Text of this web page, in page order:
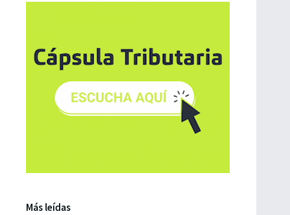
Más leídas